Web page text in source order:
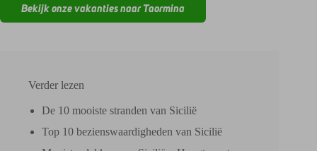
Bekijk onze vakanties naar Taormina
Verder lezen
De 10 mooiste stranden van Sicilië
Top 10 bezienswaardigheden van Sicilië